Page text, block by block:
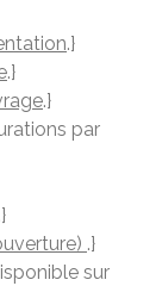
.}
.}
.}
par
.}
.}
sur